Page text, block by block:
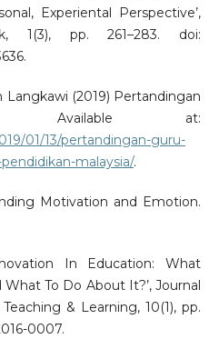
Experiental Perspective’,
1(3), pp. 261–283. doi:
Langkawi (2019) Pertandingan
Available at:
01/13/pertandingan-guru-
malaysia/.
Motivation and Emotion.
In Education: What
To Do About It?’, Journal
& Learning, 10(1), pp.
0007.